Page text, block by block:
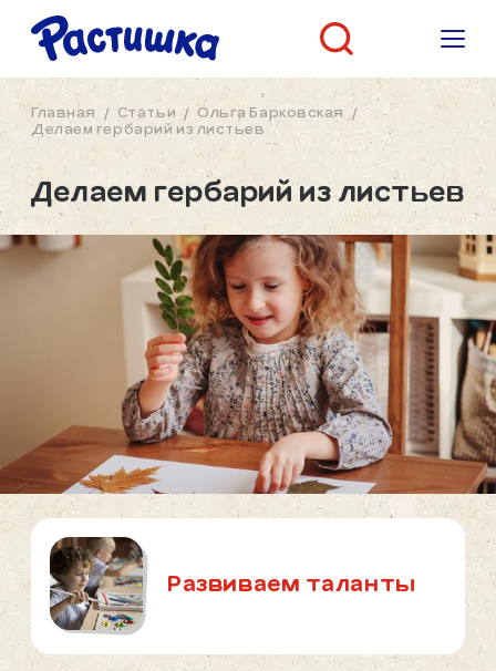
Главная / Статьи / Ольга Барковская
/
Делаем гербарий из листьев
Делаем гербарий из листьев
Развиваем таланты